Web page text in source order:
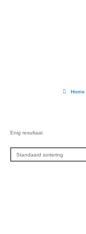
Home
Enig resultaat